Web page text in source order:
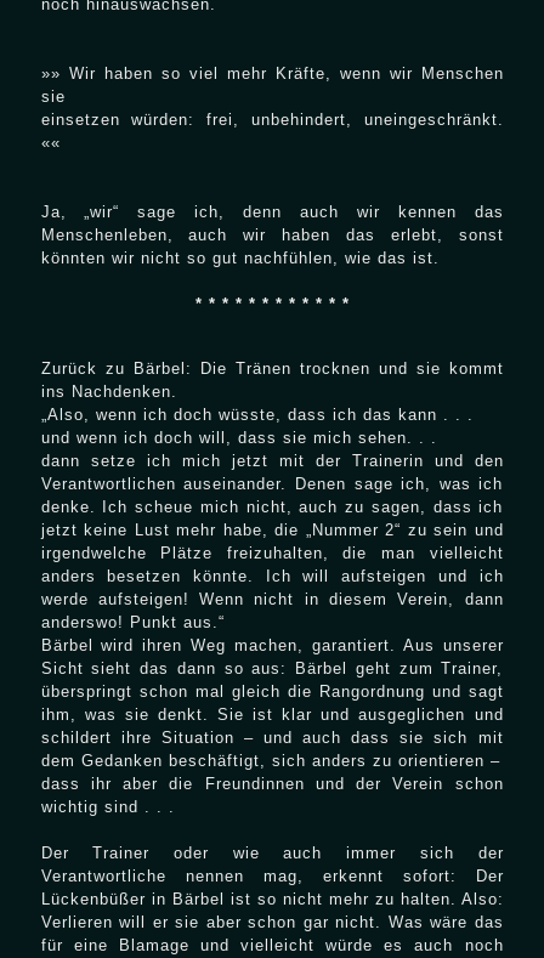
noch hinauswachsen.
»» Wir haben so viel mehr Kräfte, wenn wir Menschen
sie
einsetzen würden: frei, unbehindert, uneingeschränkt.
««
Ja, „wir“ sage ich, denn auch wir kennen das
Menschenleben, auch wir haben das erlebt, sonst
könnten wir nicht so gut nachfühlen, wie das ist.
* * * * * * * * * * * *
Zurück zu Bärbel: Die Tränen trocknen und sie kommt
ins Nachdenken.
„Also, wenn ich doch wüsste, dass ich das kann . . .
und wenn ich doch will, dass sie mich sehen. . .
dann setze ich mich jetzt mit der Trainerin und den
Verantwortlichen auseinander. Denen sage ich, was ich
denke. Ich scheue mich nicht, auch zu sagen, dass ich
jetzt keine Lust mehr habe, die „Nummer 2“ zu sein und
irgendwelche Plätze freizuhalten, die man vielleicht
anders besetzen könnte. Ich will aufsteigen und ich
werde aufsteigen! Wenn nicht in diesem Verein, dann
anderswo! Punkt aus.“
Bärbel wird ihren Weg machen, garantiert. Aus unserer
Sicht sieht das dann so aus: Bärbel geht zum Trainer,
überspringt schon mal gleich die Rangordnung und sagt
ihm, was sie denkt. Sie ist klar und ausgeglichen und
schildert ihre Situation – und auch dass sie sich mit
dem Gedanken beschäftigt, sich anders zu orientieren –
dass ihr aber die Freundinnen und der Verein schon
wichtig sind . . .
Der Trainer oder wie auch immer sich der
Verantwortliche nennen mag, erkennt sofort: Der
Lückenbüßer in Bärbel ist so nicht mehr zu halten. Also:
Verlieren will er sie aber schon gar nicht. Was wäre das
für eine Blamage und vielleicht würde es auch noch